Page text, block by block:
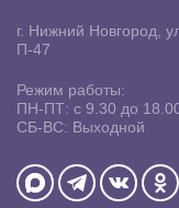
г. Нижний Новгород,
П-47
Режим работы:
ПН-ПТ: с 9.30 до
СБ-ВС: Выходной